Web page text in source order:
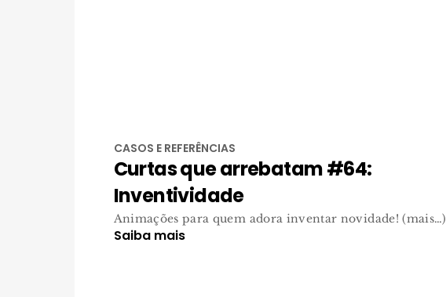
CASOS E REFERÊNCIAS
Curtas que arrebatam #64:
Inventividade
Animações para quem adora inventar novidade! (mais…)
Saiba mais